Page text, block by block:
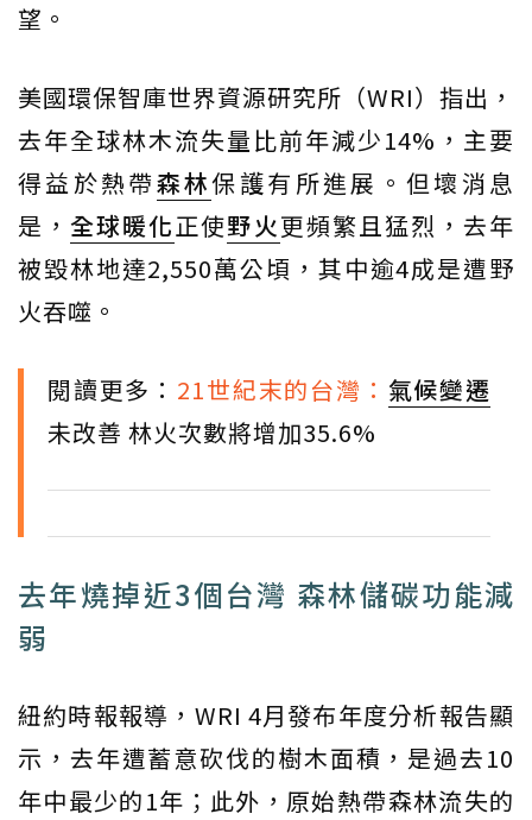
望。
美國環保智庫世界資源研究所（WRI）指出，
去年全球林木流失量比前年減少14%，主要
得益於熱帶森林保護有所進展。但壞消息
是，全球暖化正使野火更頻繁且猛烈，去年
被毀林地達2,550萬公頃，其中逾4成是遭野
火吞噬。
閱讀更多： 21世紀末的台灣： 氣候變遷
未改善 林火次數將增加35.6%
去年燒掉近3個台灣 森林儲碳功能減
弱
紐約時報報導，WRI 4月發布年度分析報告顯
示，去年遭蓄意砍伐的樹木面積，是過去10
年中最少的1年；此外，原始熱帶森林流失的